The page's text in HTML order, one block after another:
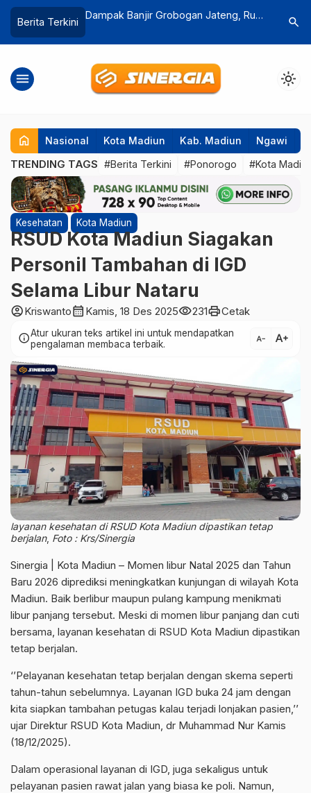
Berita Terkini
Banjir Grobogan Jateng, Rute Duduk Di Tanah, Bupati Madiun
Indonesia Menjalani Lemhanas
search
menu light_mode
home Nasional Kota Madiun Kab. Madiun Ngawi
TRENDING TAGS #Berita Terkini #Ponorogo #Kota
Kesehatan Kota Madiun
RSUD Kota Madiun Siagakan
Personil Tambahan di IGD
Selama Libur Nataru
account_circleKriswantocalendar_month Kamis, 18 Des 2025visibility231printCetak
infoAtur ukuran teks artikel ini untuk mendapatkan
pengalaman membaca terbaik.
text_decrease text_increase
layanan kesehatan di RSUD Kota Madiun dipastikan tetap
berjalan, Foto : Krs/Sinergia
Sinergia | Kota Madiun – Momen libur Natal 2025 dan Tahun
Baru 2026 diprediksi meningkatkan kunjungan di wilayah Kota
Madiun. Baik berlibur maupun pulang kampung menikmati
libur panjang tersebut. Meski di momen libur panjang dan cuti
bersama, layanan kesehatan di RSUD Kota Madiun dipastikan
tetap berjalan.
‘’Pelayanan kesehatan tetap berjalan dengan skema seperti
tahun-tahun sebelumnya. Layanan IGD buka 24 jam dengan
kita siapkan tambahan petugas kalau terjadi lonjakan pasien,’’
ujar Direktur RSUD Kota Madiun, dr Muhammad Nur Kamis
(18/12/2025).
Dalam operasional layanan di IGD, juga sekaligus untuk
pelayanan pasien rawat jalan yang biasa ke poli. Namun,